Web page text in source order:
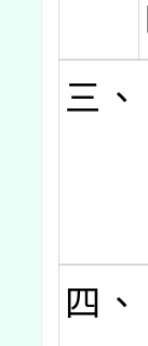
三、
四、